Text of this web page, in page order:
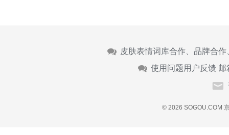
皮肤表情词库合作、品牌合
使用问题用户反馈 邮
© 2026 SOGOU.COM